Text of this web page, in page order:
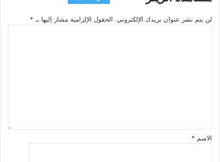
الريلز
لن يتم نشر عنوان بريدك الإلكتروني. الحقول الإلزامية مشار إليها بـ *
الاسم *